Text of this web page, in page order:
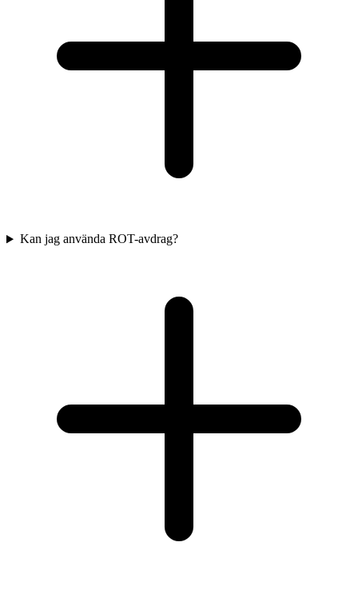
Kan jag använda ROT-avdrag?